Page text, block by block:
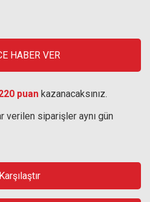
HABER VER
puan kazanacaksınız.
verilen siparişler aynı gün
Karşılaştır